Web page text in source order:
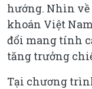
hướng. Nhìn
khoán Việt
đổi mang tính
tăng trưởng
Tại chương